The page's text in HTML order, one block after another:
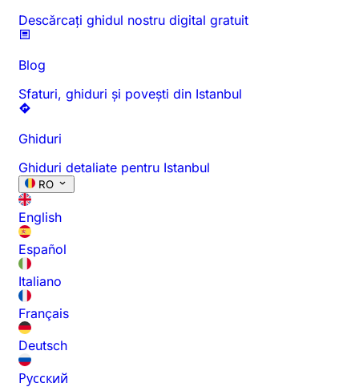
Descărcați ghidul nostru digital gratuit
Blog
Sfaturi, ghiduri și povești din Istanbul
Ghiduri
Ghiduri detaliate pentru Istanbul
RO
English
Español
Italiano
Français
Deutsch
Русский